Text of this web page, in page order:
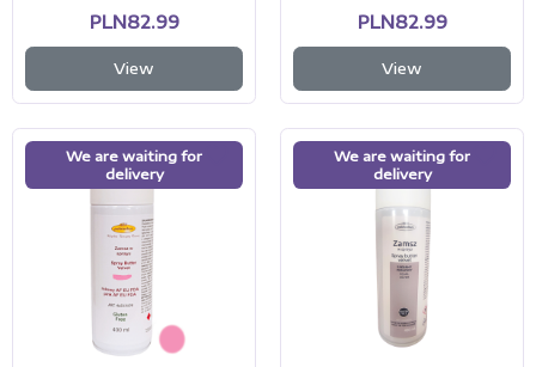
PLN82.99
View
PLN82.99
View
We are waiting for
delivery
We are waiting for
delivery